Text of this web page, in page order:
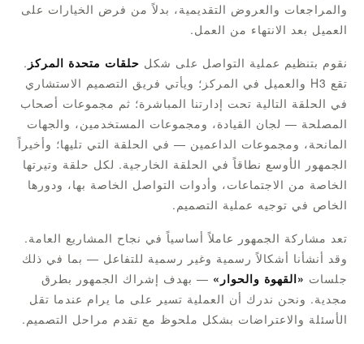
والمراجعات والعروض التقديمية، بدلاً من فرض الخيارات على
العميل بعد الانتهاء من العمل.
نقوم بتنظيم عملية التواصل على شكل حلقات متحدة المركز .
تقع H3 والعميل في المركز؛ ويأتي فريق التصميم الاستشاري
في الحلقة التالية تحت إدارتنا المباشرة؛ ثم مجموعات أصحاب
المصلحة — لجان القيادة، ومجموعات المستخدمين، والجهات
المانحة، ومجموعات الداعمين — في الحلقة التي تليها؛ وأخيراً
الجمهور الأوسع نطاقاً في الحلقة الخارجية. لكل حلقة وتيرتها
الخاصة من الاجتماعات، وأدوات التواصل الخاصة بها، ودورها
الخاص في توجيه عملية التصميم.
تعد مشاركة الجمهور عاملاً أساسياً في نجاح المشاريع العامة.
وقد أنشأنا أشكالاً رسمية وغير رسمية للتفاعل — بما في ذلك
جلسات «القهوة والحوار» — بهدف إشراك الجمهور بطرق
مجدية. ونحن ندرك أن العملية تسير على ما يرام عندما تقل
الأسئلة والاعتراضات بشكل ملحوظ مع تقدم مراحل التصميم.